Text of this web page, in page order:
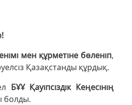
мен құрметіне бөленіп,
Қазақстанды құрдық.
БҰҰ Қауіпсіздік Кеңесінің
болды.